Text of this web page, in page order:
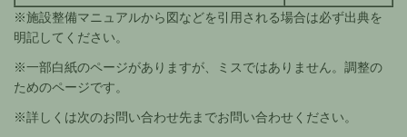
※施設整備マニュアルから図などを引用される場合は必ず出典を
明記してください。
※一部白紙のページがありますが、ミスではありません。調整の
ためのページです。
※詳しくは次のお問い合わせ先までお問い合わせください。